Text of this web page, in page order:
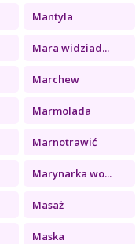
Mantyla
Mara widziad...
Marchew
Marmolada
Marnotrawić
Marynarka wo...
Masaż
Maska